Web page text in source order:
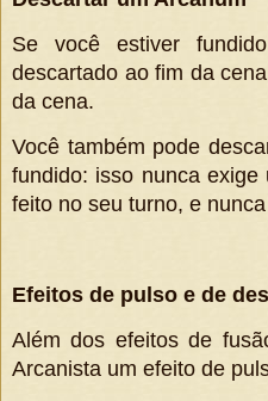
Se você estiver
descartado ao fim da
da cena.
Você também pode
fundido: isso nunca
feito no seu turno, e
Efeitos de pulso e de
Além dos efeitos de
Arcanista um efeito de